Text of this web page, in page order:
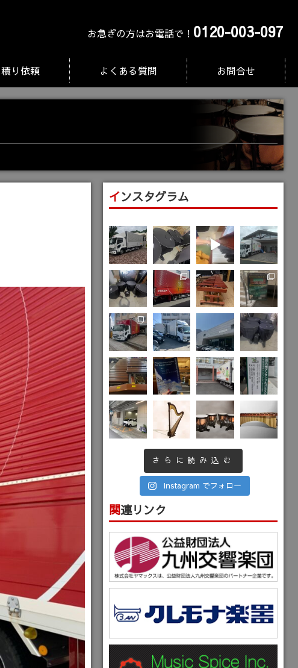
お急ぎの方はお電話で！ 0120-003-097
積り依頼 よくある質問 お問合せ
インスタグラム
さらに読み込む
Instagram でフォロー
関連リンク